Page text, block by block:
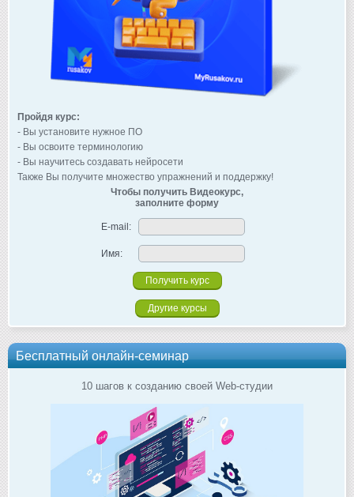
Пройдя курс:
- Вы установите нужное ПО
- Вы освоите терминологию
- Вы научитесь создавать нейросети
Также Вы получите множество упражнений и поддержку!
Чтобы получить Видеокурс,
заполните форму
E-mail:
Имя:
Другие курсы
Бесплатный онлайн-семинар
10 шагов к созданию своей Web-студии